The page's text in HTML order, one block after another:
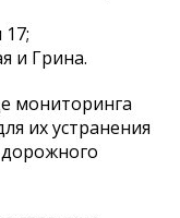
и Грина.
мониторинга
их устранения